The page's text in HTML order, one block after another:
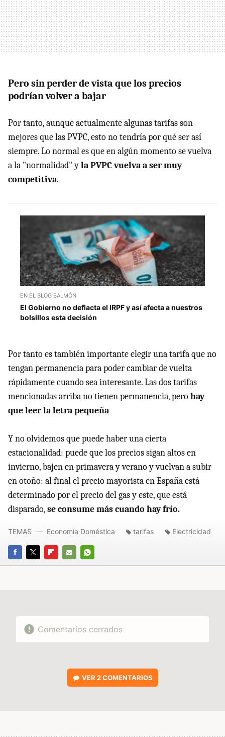
Pero sin perder de vista que los precios
podrían volver a bajar
Por tanto, aunque actualmente algunas tarifas son
mejores que las PVPC, esto no tendría por qué ser así
siempre. Lo normal es que en algún momento se vuelva
a la "normalidad" yla PVPC vuelva a ser muy
competitiva.
EN EL BLOG SALMÓN
El Gobierno no deflacta el IRPF y así afecta a nuestros
bolsillos esta decisión
Por tanto es también importante elegir una tarifa que no
tengan permanencia para poder cambiar de vuelta
rápidamente cuando sea interesante. Las dos tarifas
mencionadas arriba no tienen permanencia, perohay
que leer la letra pequeña
Y no olvidemos que puede haber una cierta
estacionalidad: puede que los precios sigan altos en
invierno, bajen en primavera y verano y vuelvan a subir
en otoño: al final el precio mayorista en España está
determinado por el precio del gas y este, que está
disparado,se consume más cuando hay frío.
FACEBOOK
TWITTERFLIPBOARD
E-
WHATSAPP
TEMAS Economía Doméstica tarifas Electricidad
Comentarios cerrados
VER2 COMENTARIOS